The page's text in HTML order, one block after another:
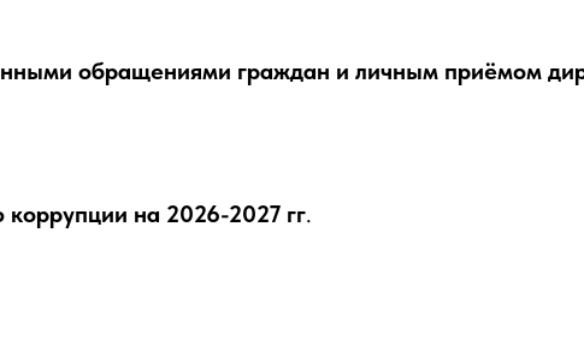
обращениями граждан и личным приёмом
на 2026-2027 гг.